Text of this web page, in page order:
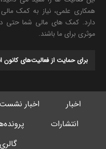
همکاری علمی، نیاز به کمک مالی
دارد. کمک های مالی شما حتی در
موثری برای ما باشند.
برای حمایت از فعالیت‌های کانون
اخبار اخبار
انتشارات
پرونده‌ها